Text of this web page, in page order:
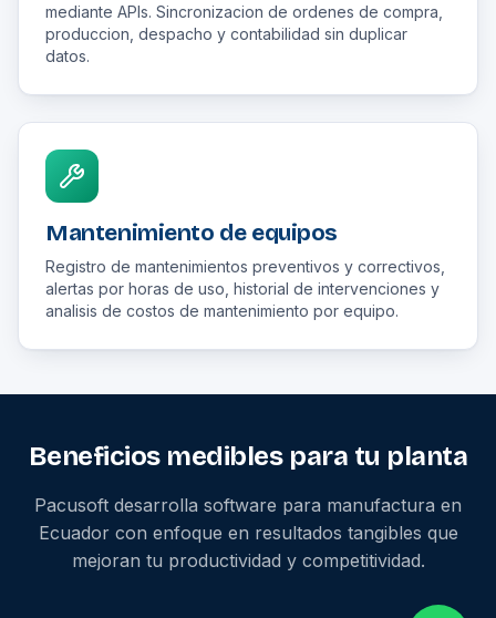
mediante APIs. Sincronizacion de ordenes de compra,
produccion, despacho y contabilidad sin duplicar
datos.
Mantenimiento de equipos
Registro de mantenimientos preventivos y correctivos,
alertas por horas de uso, historial de intervenciones y
analisis de costos de mantenimiento por equipo.
Beneficios medibles para tu planta
Pacusoft desarrolla software para manufactura en
Ecuador con enfoque en resultados tangibles que
mejoran tu productividad y competitividad.